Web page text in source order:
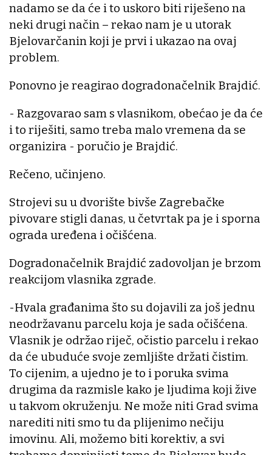
nadamo se da će i to uskoro biti riješeno na
neki drugi način – rekao nam je u utorak
Bjelovarčanin koji je prvi i ukazao na ovaj
problem.
Ponovno je reagirao dogradonačelnik Brajdić.
- Razgovarao sam s vlasnikom, obećao je da će
i to riješiti, samo treba malo vremena da se
organizira - poručio je Brajdić.
Rečeno, učinjeno.
Strojevi su u dvorište bivše Zagrebačke
pivovare stigli danas, u četvrtak pa je i sporna
ograda uređena i očišćena.
Dogradonačelnik Brajdić zadovoljan je brzom
reakcijom vlasnika zgrade.
-Hvala građanima što su dojavili za još jednu
neodržavanu parcelu koja je sada očišćena.
Vlasnik je održao riječ, očistio parcelu i rekao
da će ubuduće svoje zemljište držati čistim.
To cijenim, a ujedno je to i poruka svima
drugima da razmisle kako je ljudima koji žive
u takvom okruženju. Ne može niti Grad svima
narediti niti smo tu da plijenimo nečiju
imovinu. Ali, možemo biti korektiv, a svi